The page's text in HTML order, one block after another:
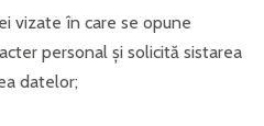
vizate în care se opune
personal și solicită sistarea
datelor;